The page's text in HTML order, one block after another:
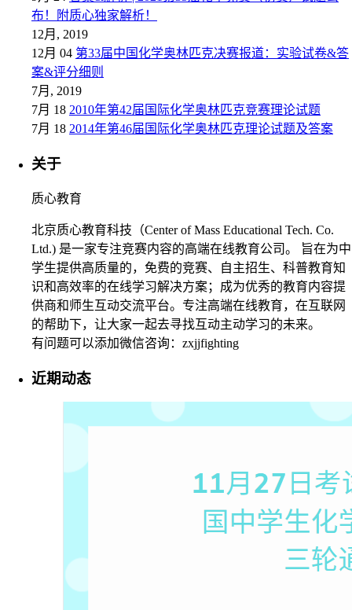
布！附质心独家解析！
12月, 2019
12月 04 第33届中国化学奥林匹克决赛报道：实验试卷&答
案&评分细则
7月, 2019
7月 18 2010年第42届国际化学奥林匹克竞赛理论试题
7月 18 2014年第46届国际化学奥林匹克理论试题及答案
关于
质心教育
北京质心教育科技（Center of Mass Educational Tech. Co.
Ltd.) 是一家专注竞赛内容的高端在线教育公司。 旨在为中
学生提供高质量的，免费的竞赛、自主招生、科普教育知
识和高效率的在线学习解决方案；成为优秀的教育内容提
供商和师生互动交流平台。专注高端在线教育，在互联网
的帮助下，让大家一起去寻找互动主动学习的未来。
有问题可以添加微信咨询：zxjjfighting
近期动态